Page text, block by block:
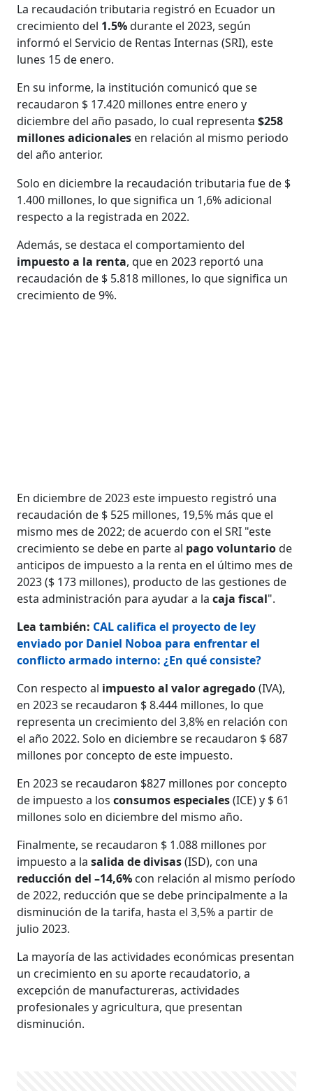
La recaudación tributaria registró en Ecuador un
crecimiento del 1.5%durante el 2023, según
informó el Servicio de Rentas Internas (SRI), este
lunes 15 de enero.
En su informe, la institución comunicó que se
recaudaron $ 17.420 millones entre enero y
diciembre del año pasado, lo cual representa$258
millones adicionales en relación al mismo periodo
del año anterior.
Solo en diciembre la recaudación tributaria fue de $
1.400 millones, lo que significa un 1,6% adicional
respecto a la registrada en 2022.
Además, se destaca el comportamiento del
impuesto a la renta, que en 2023 reportó una
recaudación de $ 5.818 millones, lo que significa un
crecimiento de 9%.
En diciembre de 2023 este impuesto registró una
recaudación de $ 525 millones, 19,5% más que el
mismo mes de 2022; de acuerdo con el SRI "este
crecimiento se debe en parte al pago voluntariode
anticipos de impuesto a la renta en el último mes de
2023 ($ 173 millones), producto de las gestiones de
esta administración para ayudar a lacaja fiscal".
Lea también: CAL califica el proyecto de ley
enviado por Daniel Noboa para enfrentar el
conflicto armado interno: ¿En qué consiste?
Con respecto al impuesto al valor agregado(IVA),
en 2023 se recaudaron $ 8.444 millones, lo que
representa un crecimiento del 3,8% en relación con
el año 2022. Solo en diciembre se recaudaron $ 687
millones por concepto de este impuesto.
En 2023 se recaudaron $827 millones por concepto
de impuesto a losconsumos especiales(ICE) y $ 61
millones solo en diciembre del mismo año.
Finalmente, se recaudaron $ 1.088 millones por
impuesto a la salida de divisas(ISD), con una
reducción del –14,6% con relación al mismo período
de 2022, reducción que se debe principalmente a la
disminución de la tarifa, hasta el 3,5% a partir de
julio 2023.
La mayoría de las actividades económicas presentan
un crecimiento en su aporte recaudatorio, a
excepción de manufactureras, actividades
profesionales y agricultura, que presentan
disminución.